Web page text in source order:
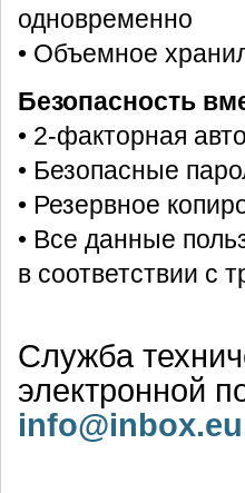
одновременно
• Объемное
Безопасность
• 2-факторная
• Безопасные
• Резервное
• Все данные
в соответствии с
Служба
электронной
info@inbox.eu